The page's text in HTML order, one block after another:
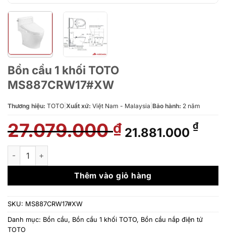
Bồn cầu 1 khối TOTO
MS887CRW17#XW
Thương hiệu: TOTO Xuất xứ: Việt Nam - Malaysia Bảo hành: 2 năm
27.079.000₫ Giá
gốc
27.079.000 ₫.
21.881.000 ₫Giá
là:
Bồn cầu 1 khối TOTO MS887CRW17#XW số lượng
Thêm vào giỏ hàng
SKU: MS887CRW17#XW
Danh mục: Bồn cầu, Bồn cầu 1 khối TOTO, Bồn cầu nắp điện tử
TOTO